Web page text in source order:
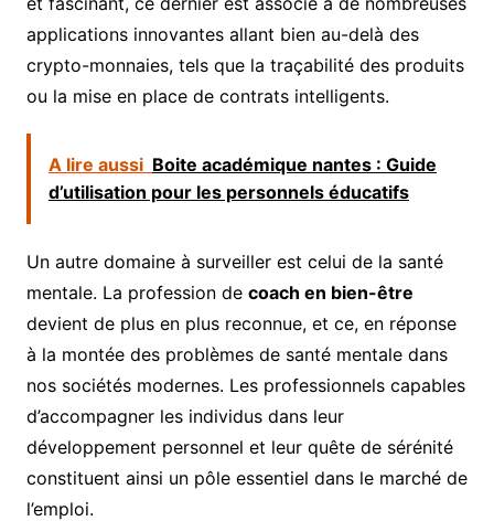
applications innovantes allant bien au-delà des
crypto-monnaies, tels que la traçabilité des produits
ou la mise en place de contrats intelligents.
A lire aussi Boite académique nantes : Guide
d’utilisation pour les personnels éducatifs
Un autre domaine à surveiller est celui de la santé
mentale. La profession de coach en bien-être
devient de plus en plus reconnue, et ce, en réponse
à la montée des problèmes de santé mentale dans
nos sociétés modernes. Les professionnels capables
d’accompagner les individus dans leur
développement personnel et leur quête de sérénité
constituent ainsi un pôle essentiel dans le marché de
l’emploi.